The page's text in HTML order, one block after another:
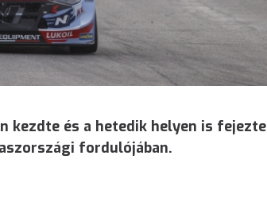
kezdte és a hetedik helyen is fejezte
fordulójában.